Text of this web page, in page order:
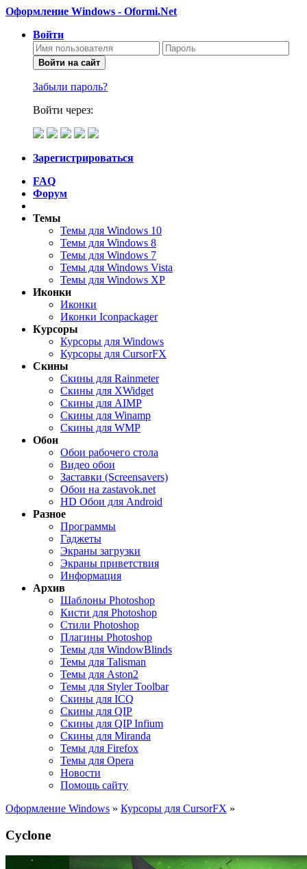
Оформление Windows - Oformi.Net
Войти
Войти на сайт
Забыли пароль?
Войти через:
Зарегистрироваться
FAQ
Форум
Темы
Темы для Windows 10
Темы для Windows 8
Темы для Windows 7
Темы для Windows Vista
Темы для Windows XP
Иконки
Иконки
Иконки Iconpackager
Курсоры
Курсоры для Windows
Курсоры для CursorFX
Скины
Скины для Rainmeter
Скины для XWidget
Скины для AIMP
Скины для Winamp
Скины для WMP
Обои
Обои рабочего стола
Видео обои
Заставки (Screensavers)
Обои на zastavok.net
HD Обои для Android
Разное
Программы
Гаджеты
Экраны загрузки
Экраны приветствия
Информация
Архив
Шаблоны Photoshop
Кисти для Photoshop
Стили Photoshop
Плагины Photoshop
Темы для WindowBlinds
Темы для Talisman
Темы для Aston2
Темы для Styler Toolbar
Скины для ICQ
Скины для QIP
Скины для QIP Infium
Скины для Miranda
Темы для Firefox
Темы для Opera
Новости
Помощь сайту
Оформление Windows » Курсоры для CursorFX »
Cyclone